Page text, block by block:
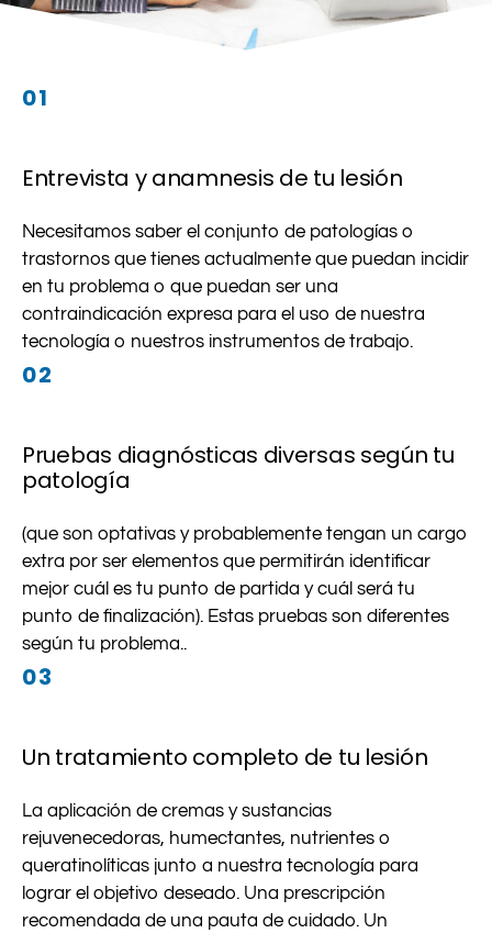
01
Entrevista y anamnesis de tu lesión
Necesitamos saber el conjunto de patologías o
trastornos que tienes actualmente que puedan incidir
en tu problema o que puedan ser una
contraindicación expresa para el uso de nuestra
tecnología o nuestros instrumentos de trabajo.
02
Pruebas diagnósticas diversas según tu
patología
(que son optativas y probablemente tengan un cargo
extra por ser elementos que permitirán identificar
mejor cuál es tu punto de partida y cuál será tu
punto de finalización). Estas pruebas son diferentes
según tu problema..
03
Un tratamiento completo de tu lesión
La aplicación de cremas y sustancias
rejuvenecedoras, humectantes, nutrientes o
queratinolíticas junto a nuestra tecnología para
lograr el objetivo deseado. Una prescripción
recomendada de una pauta de cuidado. Un